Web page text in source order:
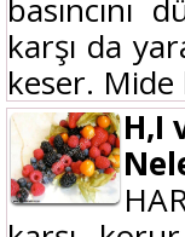
karşı da
keser. Mide
H,I